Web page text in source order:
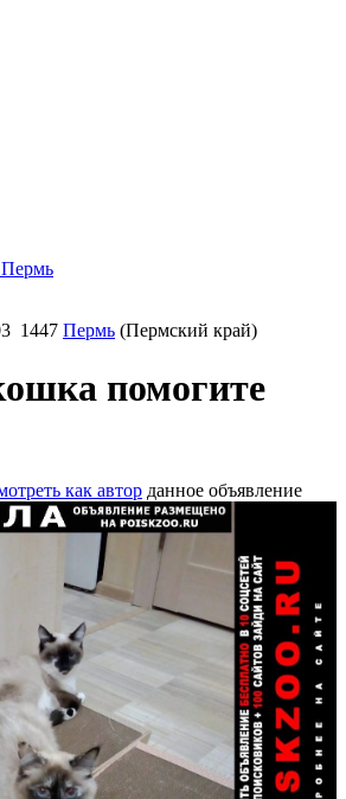
1447 Пермь (Пермский край)
помогите
как автор данное объявление